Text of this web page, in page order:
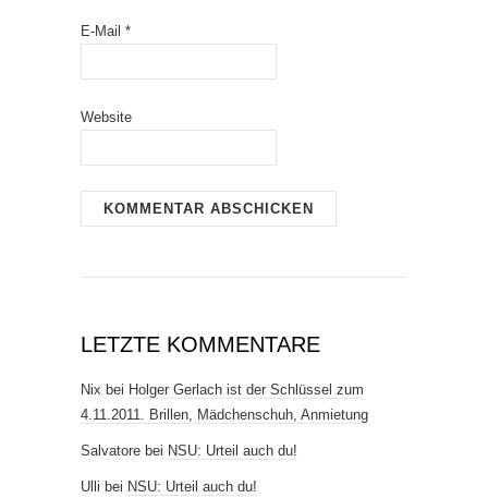
E-Mail *
Website
LETZTE KOMMENTARE
Nix bei Holger Gerlach ist der Schlüssel zum
4.11.2011. Brillen, Mädchenschuh, Anmietung
Salvatore bei NSU: Urteil auch du!
Ulli bei NSU: Urteil auch du!